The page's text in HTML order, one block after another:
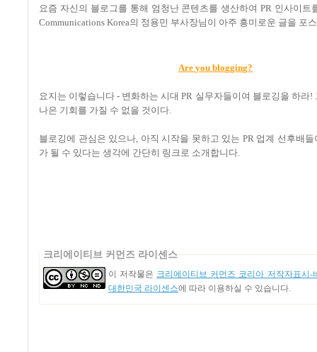
요즘 자신의 블로그를 통해 엄청난 콘텐츠를 생산하여 PR 인사이트
Communications Korea의 정용민 부사장님이 아주 흥미로운 글을 포
Are you blogging?
요지는 이렇습니다 - 변화하는 시대 PR 실무자들이여 블로깅을 하라!
나은 기회를 가질 수 없을 것이다.
블로깅에 관심은 있으나, 아직 시작을 못하고 있는 PR 업계 선후배
가 될 수 있다는 생각에 간단히 링크로 소개합니다.
크리에이티브 커먼즈 라이센스
이 저작물은 크리에이티브 커먼즈 코리아 저작자표시-
대한민국 라이센스에 따라 이용하실 수 있습니다.